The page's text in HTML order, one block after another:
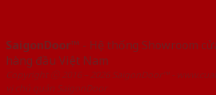
SaigonDoor™ - Hệ thống Showroom
hàng đầu Việt Nam
Copyright ⓒ 2016 – 2026 SaigonDoor™ -
vị chủ quản SaigonDoor